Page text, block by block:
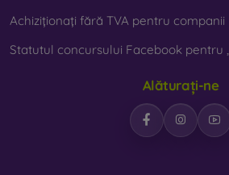
Achiziționați fără TVA pentru companii
Statutul concursului Facebook pentru
Alăturați-ne